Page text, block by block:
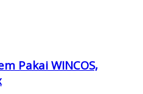
Pakai WINCOS,